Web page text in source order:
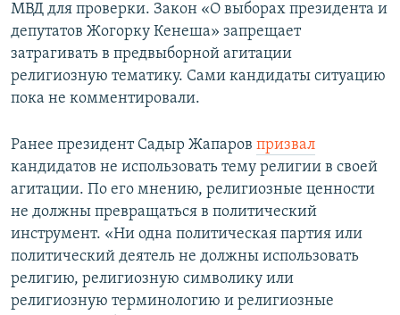
МВД для проверки. Закон «О выборах президента и
депутатов Жогорку Кенеша» запрещает
затрагивать в предвыборной агитации
религиозную тематику. Сами кандидаты ситуацию
пока не комментировали.
Ранее президент Садыр Жапаров призвал
кандидатов не использовать тему религии в своей
агитации. По его мнению, религиозные ценности
не должны превращаться в политический
инструмент. «Ни одна политическая партия или
политический деятель не должны использовать
религию, религиозную символику или
религиозную терминологию и религиозные